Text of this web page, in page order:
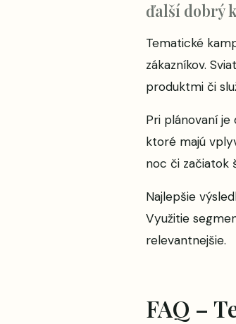
ďalší dobrý
Tematické
zákazníkov.
produktmi či
Pri plánovaní je
ktoré majú
noc či začiatok
Najlepšie
Využitie
relevantnejšie.
FAQ –